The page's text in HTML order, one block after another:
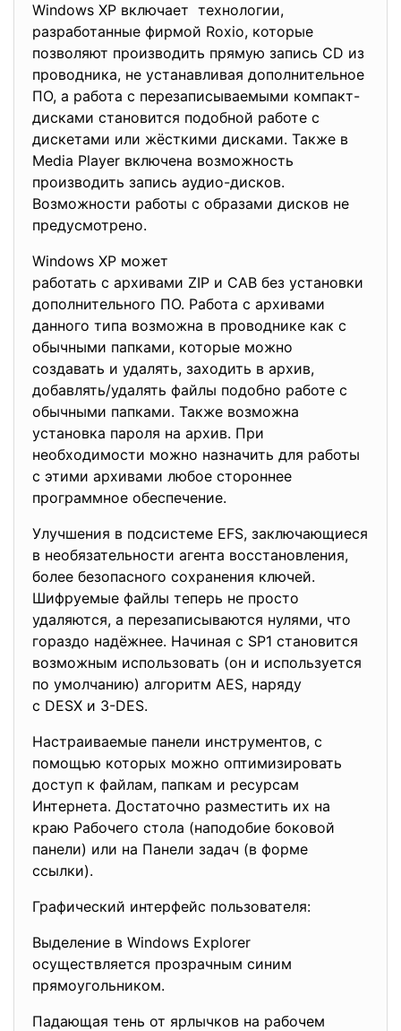
Windows XP включает технологии,
разработанные фирмой Roxio, которые
позволяют производить прямую запись CD из
проводника, не устанавливая дополнительное
ПО, а работа с перезаписываемыми компакт-
дисками становится подобной работе с
дискетами или жёсткими дисками. Также в
Media Player включена возможность
производить запись аудио-дисков.
Возможности работы с образами дисков не
предусмотрено.
Windows XP может
работать с архивами ZIP и CAB без установки
дополнительного ПО. Работа с архивами
данного типа возможна в проводнике как с
обычными папками, которые можно
создавать и удалять, заходить в архив,
добавлять/удалять файлы подобно работе с
обычными папками. Также возможна
установка пароля на архив. При
необходимости можно назначить для работы
с этими архивами любое стороннее
программное обеспечение.
Улучшения в подсистеме EFS, заключающиеся
в необязательности агента восстановления,
более безопасного сохранения ключей.
Шифруемые файлы теперь не просто
удаляются, а перезаписываются нулями, что
гораздо надёжнее. Начиная с SP1 становится
возможным использовать (он и используется
по умолчанию) алгоритм AES, наряду
с DESX и 3-DES.
Настраиваемые панели инструментов, с
помощью которых можно оптимизировать
доступ к файлам, папкам и ресурсам
Интернета. Достаточно разместить их на
краю Рабочего стола (наподобие боковой
панели) или на Панели задач (в форме
ссылки).
Графический интерфейс пользователя:
Выделение в Windows Explorer
осуществляется прозрачным синим
прямоугольником.
Падающая тень от ярлычков на рабочем